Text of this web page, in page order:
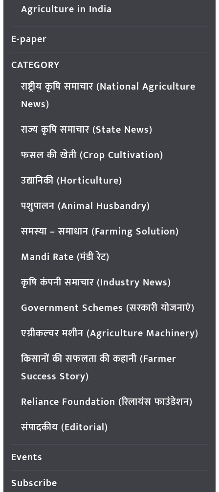
Agriculture in India
E-paper
CATEGORY
राष्ट्रीय कृषि समाचार (National Agriculture
News)
राज्य कृषि समाचार (State News)
फसल की खेती (Crop Cultivation)
उद्यानिकी (Horticulture)
पशुपालन (Animal Husbandry)
समस्या – समाधान (Farming Solution)
Mandi Rate (मंडी रेट)
कृषि कंपनी समाचार (Industry News)
Government Schemes (सरकारी योजनाएं)
एग्रीकल्चर मशीन (Agriculture Machinery)
किसानों की सफलता की कहानी (Farmer
Success Story)
Reliance Foundation (रिलायंस फाउंडेशन)
संपादकीय (Editorial)
Events
Subscribe